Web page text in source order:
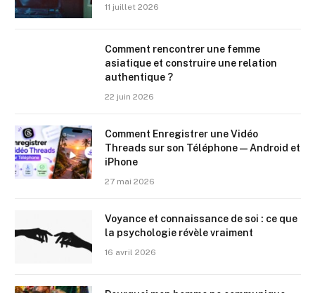
11 juillet 2026
Comment rencontrer une femme
asiatique et construire une relation
authentique ?
22 juin 2026
Comment Enregistrer une Vidéo
Threads sur son Téléphone — Android et
iPhone
27 mai 2026
Voyance et connaissance de soi : ce que
la psychologie révèle vraiment
16 avril 2026